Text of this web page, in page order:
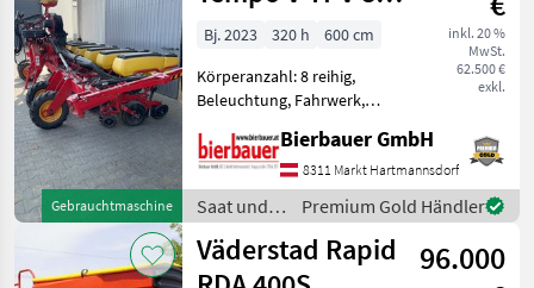
Gebrauchtmaschine
Einzelkornsämaschineinkl. 20 %
MwSt.
62.500 €
exkl.
Bj. 2023 320 h
600 cm
Körperanzahl: 8 reihig,
Beleuchtung, Fahrwerk,
Gummidruckrollen, Mais,
pneumatisch, elektr.
Überwachung 8-reihige
Einzelkornsämaschine
Herkunftsland: Schwed
Bierbauer GmbH
8311 Markt Hartmannsdorf
Saat und
Pflege /
Väderstad
Premium Gold Händler
Väderstad Rapid
96.000